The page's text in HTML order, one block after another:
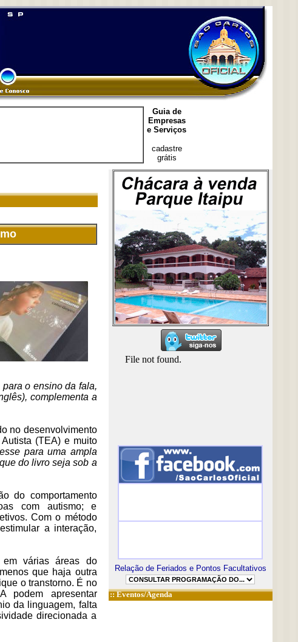
Guia de
Empresas
e Serviços
cadastre
grátis
o ensino da fala,
complementa a
no desenvolvimento
(TEA) e muito
para uma ampla
do livro seja sob a
do comportamento
com autismo; e
Com o método
a interação,
em várias áreas do
que haja outra
o transtorno. É no
podem apresentar
da linguagem, falta
direcionada a
Relação de Feriados e Pontos Facultativos
::Eventos/Agenda